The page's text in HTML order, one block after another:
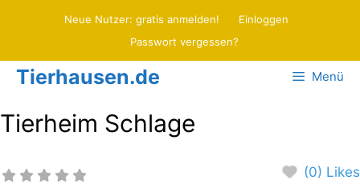
Neue Nutzer: gratis anmelden!
Einloggen
Passwort vergessen?
Tierhausen.de Menü
Tierheim Schlage
(0) Likes